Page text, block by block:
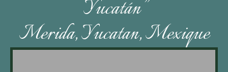
Yucatán”
Merida, Yucatan, Mexique